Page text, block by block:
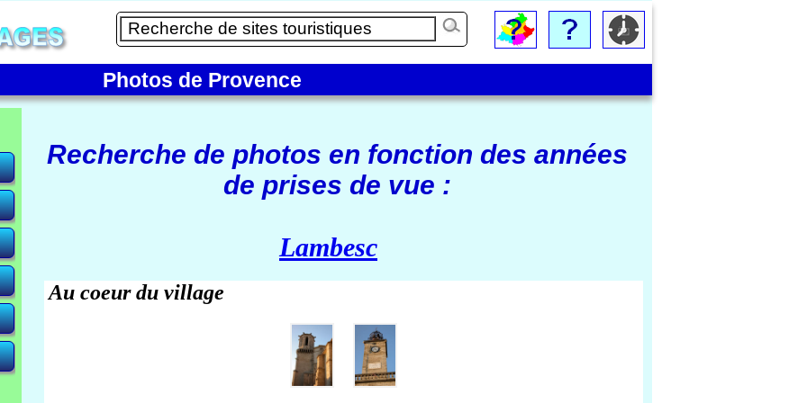
Photos de Provence
Recherche de photos en fonction des années
de prises de vue :
Lambesc
Au coeur du village